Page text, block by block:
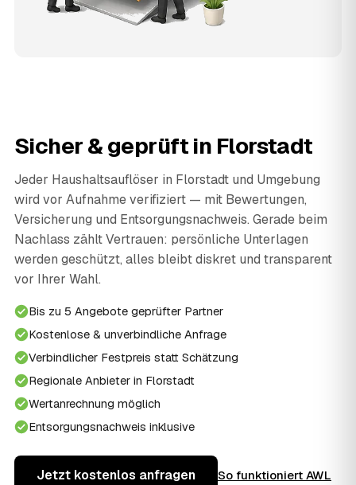
Sicher & geprüft in Florstadt
Jeder Haushaltsauflöser in Florstadt und Umgebung
wird vor Aufnahme verifiziert — mit Bewertungen,
Versicherung und Entsorgungsnachweis. Gerade beim
Nachlass zählt Vertrauen: persönliche Unterlagen
werden geschützt, alles bleibt diskret und transparent
vor Ihrer Wahl.
Bis zu 5 Angebote geprüfter Partner
Kostenlose & unverbindliche Anfrage
Verbindlicher Festpreis statt Schätzung
Regionale Anbieter in Florstadt
Wertanrechnung möglich
Entsorgungsnachweis inklusive
Jetzt kostenlos anfragen So funktioniert AWL